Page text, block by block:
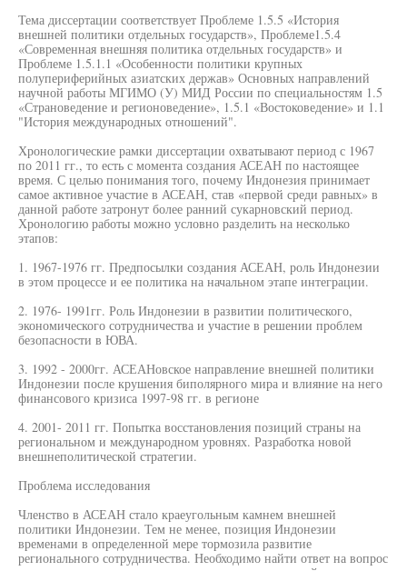
Тема диссертации соответствует Проблеме 1.5.5 «История
внешней политики отдельных государств», Проблеме1.5.4
«Современная внешняя политика отдельных государств» и
Проблеме 1.5.1.1 «Особенности политики крупных
полупериферийных азиатских держав» Основных направлений
научной работы МГИМО (У) МИД России по специальностям 1.5
«Страноведение и регионоведение», 1.5.1 «Востоковедение» и 1.1
"История международных отношений".
Хронологические рамки диссертации охватывают период с 1967
по 2011 гг., то есть с момента создания АСЕАН по настоящее
время. С целью понимания того, почему Индонезия принимает
самое активное участие в АСЕАН, став «первой среди равных» в
данной работе затронут более ранний сукарновский период.
Хронологию работы можно условно разделить на несколько
этапов:
1. 1967-1976 гг. Предпосылки создания АСЕАН, роль Индонезии
в этом процессе и ее политика на начальном этапе интеграции.
2. 1976- 1991гг. Роль Индонезии в развитии политического,
экономического сотрудничества и участие в решении проблем
безопасности в ЮВА.
3. 1992 - 2000гг. АСЕАНовское направление внешней политики
Индонезии после крушения биполярного мира и влияние на него
финансового кризиса 1997-98 гг. в регионе
4. 2001- 2011 гг. Попытка восстановления позиций страны на
региональном и международном уровнях. Разработка новой
внешнеполитической стратегии.
Проблема исследования
Членство в АСЕАН стало краеугольным камнем внешней
политики Индонезии. Тем не менее, позиция Индонезии
временами в определенной мере тормозила развитие
регионального сотрудничества. Необходимо найти ответ на вопрос